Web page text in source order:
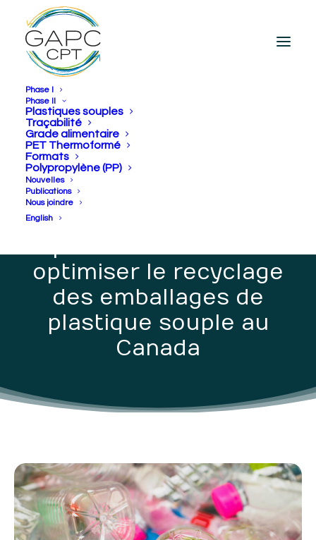
Phase I
Phase II
Plastiques souples
Traçabilité
Grade alimentaire
PET Thermoformé
Formats
Polypropylène (PP)
Nouvelles
Publications
Nous joindre
English
Des leaders de
l’économie circulaire
lancent PRFLEX, une
collaboration sans
optimiser le recyclage
des emballages de
plastique souple au
Canada